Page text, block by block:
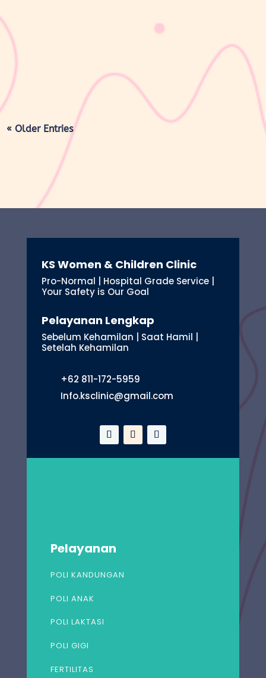
yang dimulai sejak bayi lahir hingga organ reproduksi kembali
seperti sebelum hamil. Selama masa ini, tubuh Moms akan
mengalami berbagai perubahan, mulai dari rahim yang berangsur
« Older Entries
KS Women & Children Clinic
Pro-Normal | Hospital Grade Service |
Your Safety is Our Goal
Pelayanan Lengkap
Sebelum Kehamilan | Saat Hamil |
Setelah Kehamilan
+62 811-172-5959
Info.ksclinic@gmail.com
Pelayanan
POLI KANDUNGAN
POLI ANAK
POLI LAKTASI
POLI GIGI
FERTILITAS